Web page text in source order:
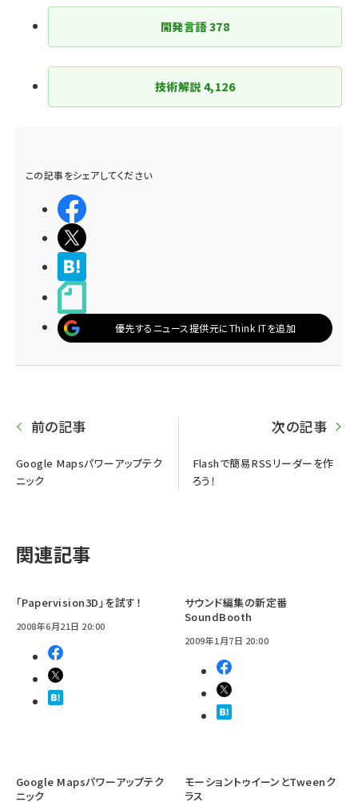
開発言語378
技術解説 4,126
この記事をシェアしてください
優先するニュース提供元にThink ITを追加
前の記事
Google Mapsパワーアップテク
ニック
次の記事
Flashで簡易RSSリーダーを作
ろう！
関連記事
「Papervision3D」を試す！
2008年6月21日 20:00
サウンド編集の新定番
SoundBooth
2009年1月7日 20:00
Google Mapsパワーアップテク
ニック
モーショントゥイーンとTweenク
ラス